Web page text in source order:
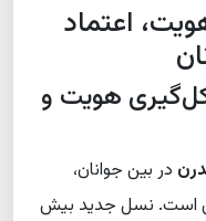
اعتماد
هویت و
در بین جوانان،
نسل جدید بیش